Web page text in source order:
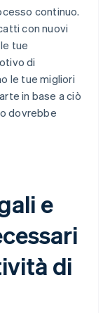
continuo.
con nuovi
tue
di
le tue migliori
in base a ciò
dovrebbe
e
di